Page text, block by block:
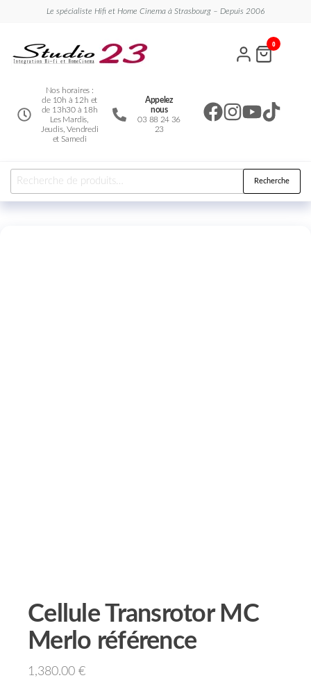
Le spécialiste Hifi et Home Cinema à Strasbourg – Depuis 2006
Nos horaires :
de 10h à 12h et
de 13h30 à 18h
Les Mardis,
Jeudis, Vendredi
et Samedi
Appelez
nous
03 88 24 36
23
0
Recherche
Cellule Transrotor MC
Merlo référence
1,380.00 €